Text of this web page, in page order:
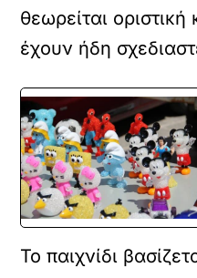
θεωρείται
έχουν ήδη
Το παιχνίδι